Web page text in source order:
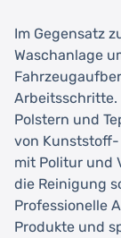
Im Gegensatz
Waschanlage
Arbeitsschritte.
Polstern und
von
mit Politur und
die Reinigung
Professionelle
Produkte und